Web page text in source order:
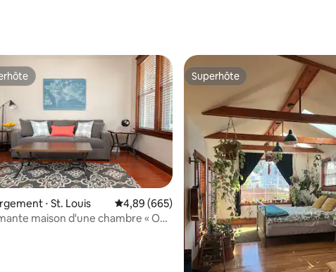
⋅ St. Louis Évaluation moyenne sur la base de 665
4,89 (665)
maison d'une chambre « On
Superhôte
Superhôte